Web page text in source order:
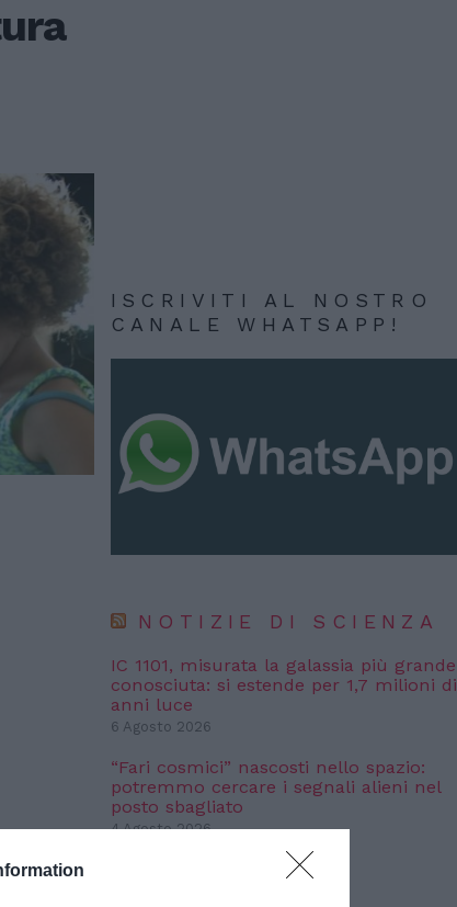
ISCRIVITI AL NOSTRO
CANALE WHATSAPP!
NOTIZIE DI SCIENZA
IC 1101, misurata la galassia più grande
conosciuta: si estende per 1,7 milioni di
anni luce
6 Agosto 2026
“Fari cosmici” nascosti nello spazio:
potremmo cercare i segnali alieni nel
posto sbagliato
4 Agosto 2026